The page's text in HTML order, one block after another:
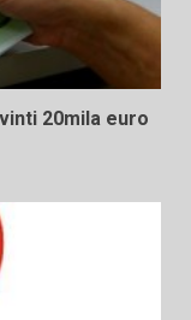
20mila euro